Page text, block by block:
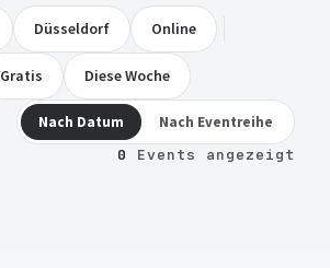
Düsseldorf Online
Gratis Diese Woche
Nach Datum
Nach Eventreihe
0
Events angezeigt